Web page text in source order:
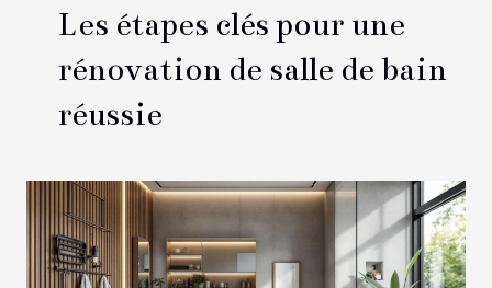
Les étapes clés pour une
rénovation de salle de bain
réussie